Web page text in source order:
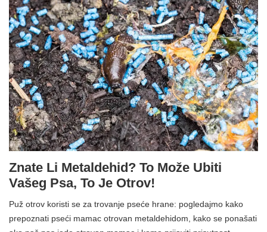
Znate Li Metaldehid? To Može Ubiti
Vašeg Psa, To Je Otrov!
Puž otrov koristi se za trovanje pseće hrane: pogledajmo kako
prepoznati pseći mamac otrovan metaldehidom, kako se ponašati